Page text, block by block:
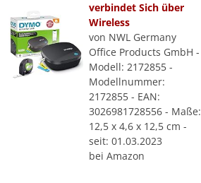
verbindet Sich über
Wireless
von NWL Germany
Office Products GmbH -
Modell: 2172855 -
Modellnummer:
2172855 - EAN:
3026981728556 - Maße:
12,5 x 4,6 x 12,5 cm -
seit: 01.03.2023
bei Amazon